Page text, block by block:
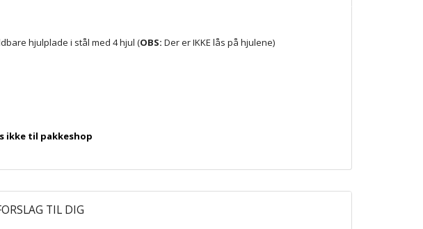
hjulplade i stål med 4 hjul (OBS: Der er IKKE lås på hjulene)
ikke til pakkeshop
TIL DIG